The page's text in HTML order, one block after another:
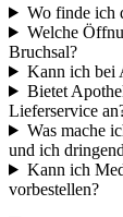
Wo finde ich
Welche
Bruchsal?
Kann ich bei
Bietet
Lieferservice
Was mache
und ich
Kann ich
vorbestellen?